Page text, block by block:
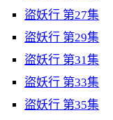
盜妖行 第27集
盜妖行 第29集
盜妖行 第31集
盜妖行 第33集
盜妖行 第35集